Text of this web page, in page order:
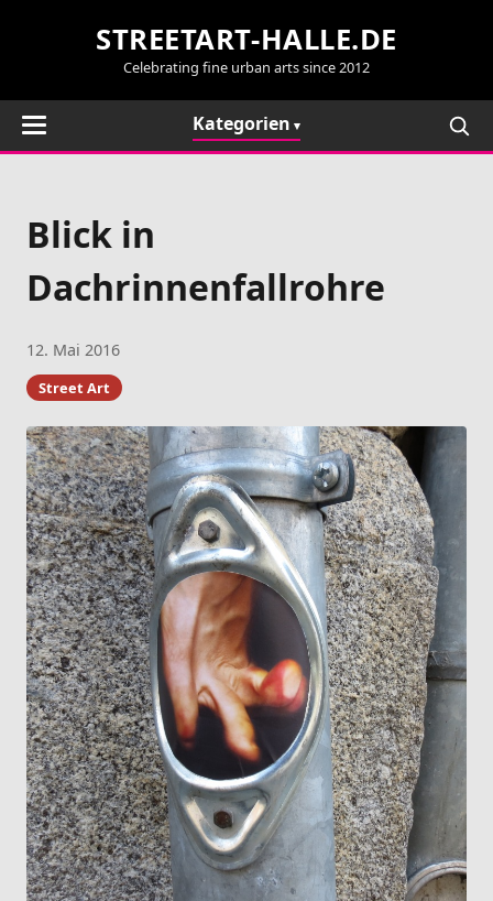
STREETART-HALLE.DE
Celebrating fine urban arts since 2012
Kategorien
Blick in
Dachrinnenfallrohre
12. Mai 2016
Street Art